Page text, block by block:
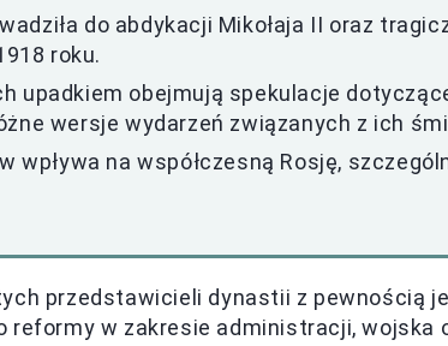
do abdykacji Mikołaja II oraz
roku.
upadkiem obejmują spekulacje
wersje wydarzeń związanych z ich
wpływa na współczesną Rosję,
przedstawicieli dynastii z pewnością
reformy w zakresie administracji, wojska